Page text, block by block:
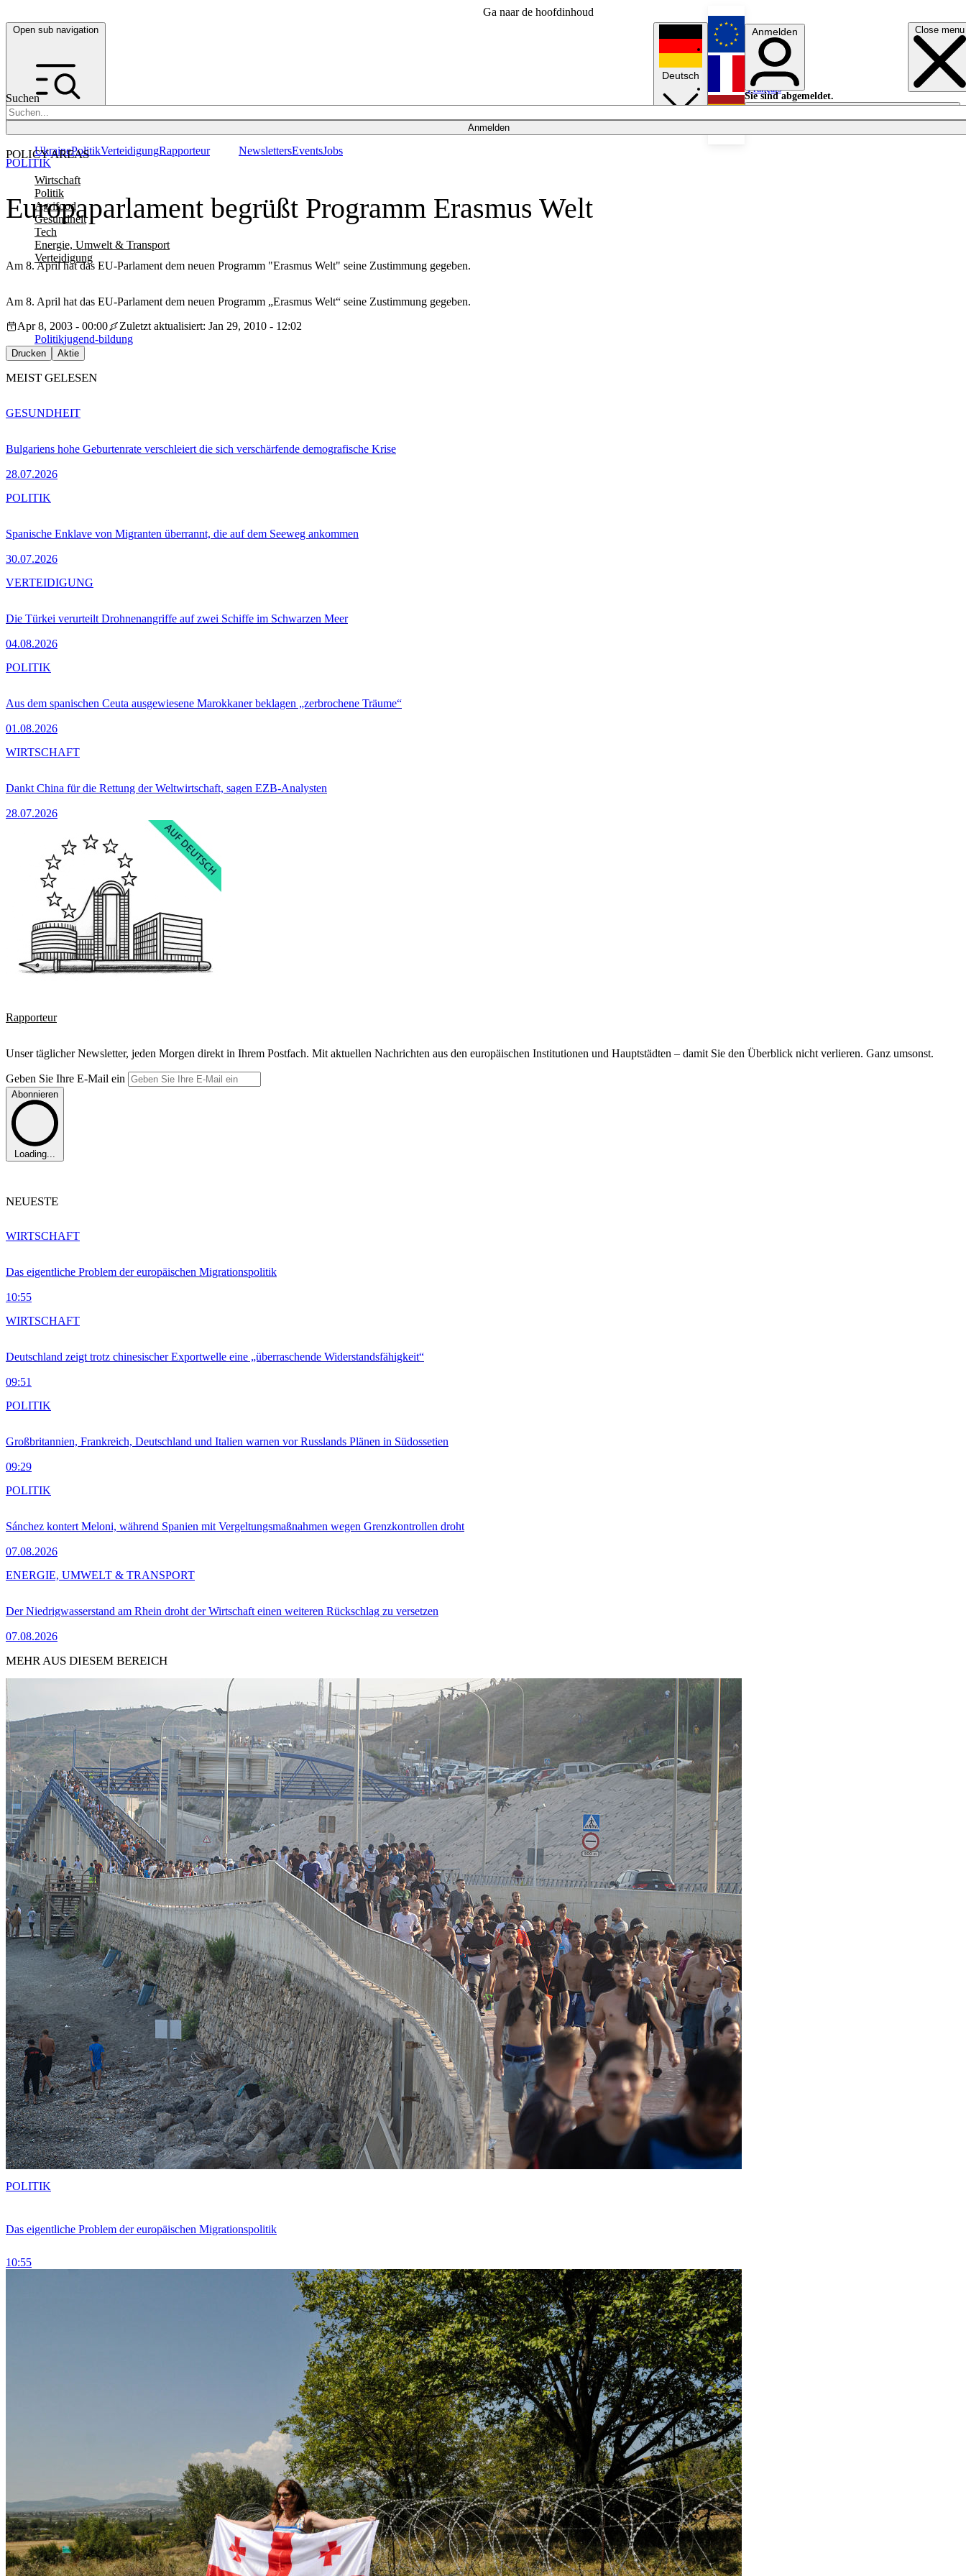
Ga naar de hoofdinhoud
Open sub navigation Close menu
Suchen
Anmelden
POLICY AREAS
Wirtschaft
Politik
Agrifood
Gesundheit
Tech
Energie, Umwelt & Transport
Verteidigung
UkrainePolitikVerteidigungRapporteur NewslettersEventsJobs
Deutsch
English
Français
Anmelden
Sie sind abgemeldet.
Anmelden
Licht aus
Europaparlament begrüßt Programm Erasmus Welt
Am 8. April hat das EU-Parlament dem neuen Programm "Erasmus Welt" seine Zustimmung gegeben.
POLITIK
Am 8. April hat das EU-Parlament dem neuen Programm „Erasmus Welt“ seine Zustimmung gegeben.
Apr 8, 2003 - 00:00
Zuletzt aktualisiert: Jan 29, 2010 - 12:02
Politikjugend-bildung
Drucken Aktie
MEIST GELESEN
Bulgariens hohe Geburtenrate verschleiert die sich verschärfende demografische Krise
28.07.2026
GESUNDHEIT
Spanische Enklave von Migranten überrannt, die auf dem Seeweg ankommen
30.07.2026
POLITIK
Die Türkei verurteilt Drohnenangriffe auf zwei Schiffe im Schwarzen Meer
04.08.2026
VERTEIDIGUNG
Aus dem spanischen Ceuta ausgewiesene Marokkaner beklagen „zerbrochene Träume“
01.08.2026
POLITIK
Dankt China für die Rettung der Weltwirtschaft, sagen EZB-Analysten
28.07.2026
WIRTSCHAFT
Rapporteur
Unser täglicher Newsletter, jeden Morgen direkt in Ihrem Postfach. Mit aktuellen Nachrichten aus den europäischen Institutionen und Hauptstädten – damit Sie den Überblick nicht verlieren. Ganz umsonst.
Geben Sie Ihre E-Mail ein
Abonnieren
Loading...
NEUESTE
Das eigentliche Problem der europäischen Migrationspolitik
10:55
WIRTSCHAFT
Deutschland zeigt trotz chinesischer Exportwelle eine „überraschende Widerstandsfähigkeit“
09:51
WIRTSCHAFT
Großbritannien, Frankreich, Deutschland und Italien warnen vor Russlands Plänen in Südossetien
09:29
POLITIK
Sánchez kontert Meloni, während Spanien mit Vergeltungsmaßnahmen wegen Grenzkontrollen droht
07.08.2026
POLITIK
Der Niedrigwasserstand am Rhein droht der Wirtschaft einen weiteren Rückschlag zu versetzen
07.08.2026
ENERGIE, UMWELT & TRANSPORT
MEHR AUS DIESEM BEREICH
Das eigentliche Problem der europäischen Migrationspolitik
10:55
POLITIK